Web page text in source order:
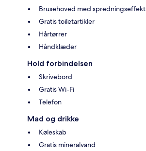
Brusehoved med spredningseffekt
Gratis toiletartikler
Hårtørrer
Håndklæder
Hold forbindelsen
Skrivebord
Gratis Wi-Fi
Telefon
Mad og drikke
Køleskab
Gratis mineralvand